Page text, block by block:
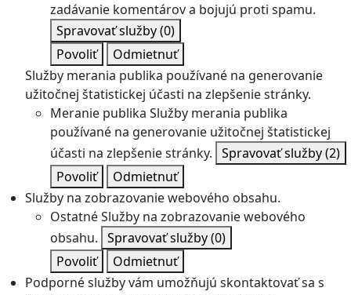
zadávanie komentárov a bojujú proti spamu.
Spravovať služby(0)
Povoliť
Odmietnuť
Služby merania publika používané na generovanie
užitočnej štatistickej účasti na zlepšenie stránky.
Meranie publika Služby merania publika
používané na generovanie užitočnej štatistickej
účasti na zlepšenie stránky. Spravovať služby(2)
Povoliť
Odmietnuť
Služby na zobrazovanie webového obsahu.
OstatnéSlužby na zobrazovanie webového
obsahu. Spravovať služby(0)
Povoliť
Odmietnuť
Podporné služby vám umožňujú skontaktovať sa s